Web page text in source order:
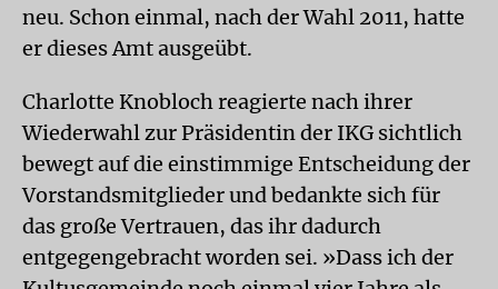
neu. Schon einmal, nach der Wahl 2011, hatte
er dieses Amt ausgeübt.
Charlotte Knobloch reagierte nach ihrer
Wiederwahl zur Präsidentin der IKG sichtlich
bewegt auf die einstimmige Entscheidung der
Vorstandsmitglieder und bedankte sich für
das große Vertrauen, das ihr dadurch
entgegengebracht worden sei. »Dass ich der